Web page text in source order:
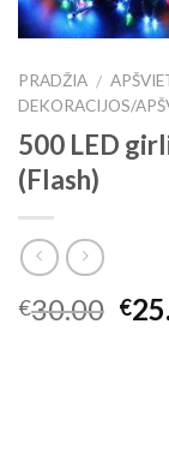
PRADŽIA /
DEKORACIJOS/
500 LED
(Flash)
€30.00 €